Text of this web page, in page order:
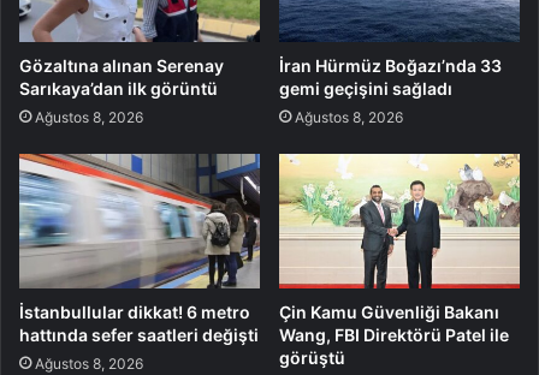
Gözaltına alınan Serenay
Sarıkaya’dan ilk görüntü
Ağustos 8, 2026
İran Hürmüz Boğazı’nda 33
gemi geçişini sağladı
Ağustos 8, 2026
İstanbullular dikkat! 6 metro
hattında sefer saatleri değişti
Ağustos 8, 2026
Çin Kamu Güvenliği Bakanı
Wang, FBI Direktörü Patel ile
görüştü